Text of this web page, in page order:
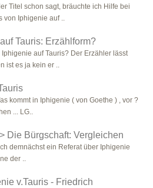
Titel schon sagt, bräuchte ich Hilfe bei
von Iphigenie auf ..
Tauris: Erzählform?
auf Tauris? Der Erzähler lässt
ist es ja kein er ..
kommt in Iphigenie ( von Goethe ) , vor ?
... LG..
Die Bürgschaft: Vergleichen
demnächst ein Referat über Iphigenie
der ..
v.Tauris - Friedrich